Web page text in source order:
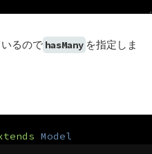
るので hasMany を指定しま
Model